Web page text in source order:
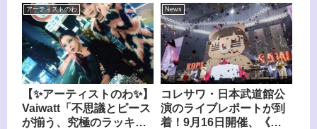
モナレコードにて開催される。
出演は、宙也（極東ファロスキ
ッカー、アレルギー、De-
LAX、LOOPUS）と、前回に引
き続き松本タカヒロ（タートル
ズ）をゲストに迎えたTimeSlip-
Rendezvous。サブスクリプシ
ョン配信企画のフィナーレを飾
るスペシャルライブとなる。チ
ケットは絶賛発売中。楽器
の約1年半ぶりとなる待望の国
内ツアー！Creepy Nutsが来年2
月より約12万人を動員する国内
アリーナツアー「Creepy Nuts
ONEMAN TOUR 2027」を開催
することが決定した。
アーティストのわ
【✨アーティストのわ✨】
Vaiwatt「不思議とピース
が揃う、究極のラッキー
News
コレサワ・日本武道館公
演のライブレポートが到
着！9月16日開催、《コ